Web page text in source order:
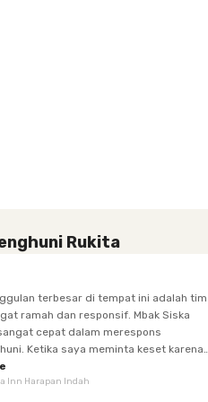
Rukita
terbesar di tempat ini adalah tim
ramah dan responsif. Mbak Siska
karena
dipenuhi dengan cepat. Terima kasih Mbak Siska.
Inn Harapan Indah